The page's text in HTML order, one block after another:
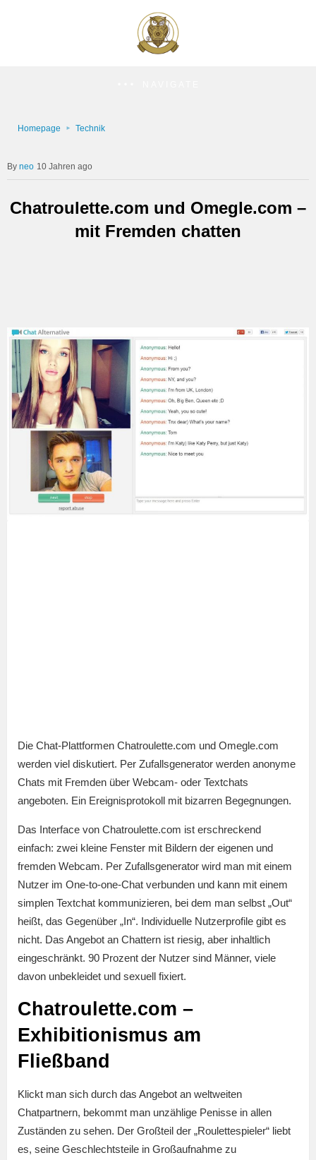
Homepage Technik
neo 10 Jahren ago
Chatroulette.com und Omegle.com –
mit Fremden chatten
Die Chat-Plattformen Chatroulette.com und Omegle.com
werden viel diskutiert. Per Zufallsgenerator werden anonyme
Chats mit Fremden über Webcam- oder Textchats
angeboten. Ein Ereignisprotokoll mit bizarren Begegnungen.
Das Interface von Chatroulette.com ist erschreckend
einfach: zwei kleine Fenster mit Bildern der eigenen und
fremden Webcam. Per Zufallsgenerator wird man mit einem
Nutzer im One-to-one-Chat verbunden und kann mit einem
simplen Textchat kommunizieren, bei dem man selbst „Out“
heißt, das Gegenüber „In“. Individuelle Nutzerprofile gibt es
nicht. Das Angebot an Chattern ist riesig, aber inhaltlich
eingeschränkt. 90 Prozent der Nutzer sind Männer, viele
davon unbekleidet und sexuell fixiert.
Chatroulette.com –
Exhibitionismus am
Fließband
Klickt man sich durch das Angebot an weltweiten
Chatpartnern, bekommt man unzählige Penisse in allen
Zuständen zu sehen. Der Großteil der „Roulettespieler“ liebt
es, seine Geschlechtsteile in Großaufnahme zu